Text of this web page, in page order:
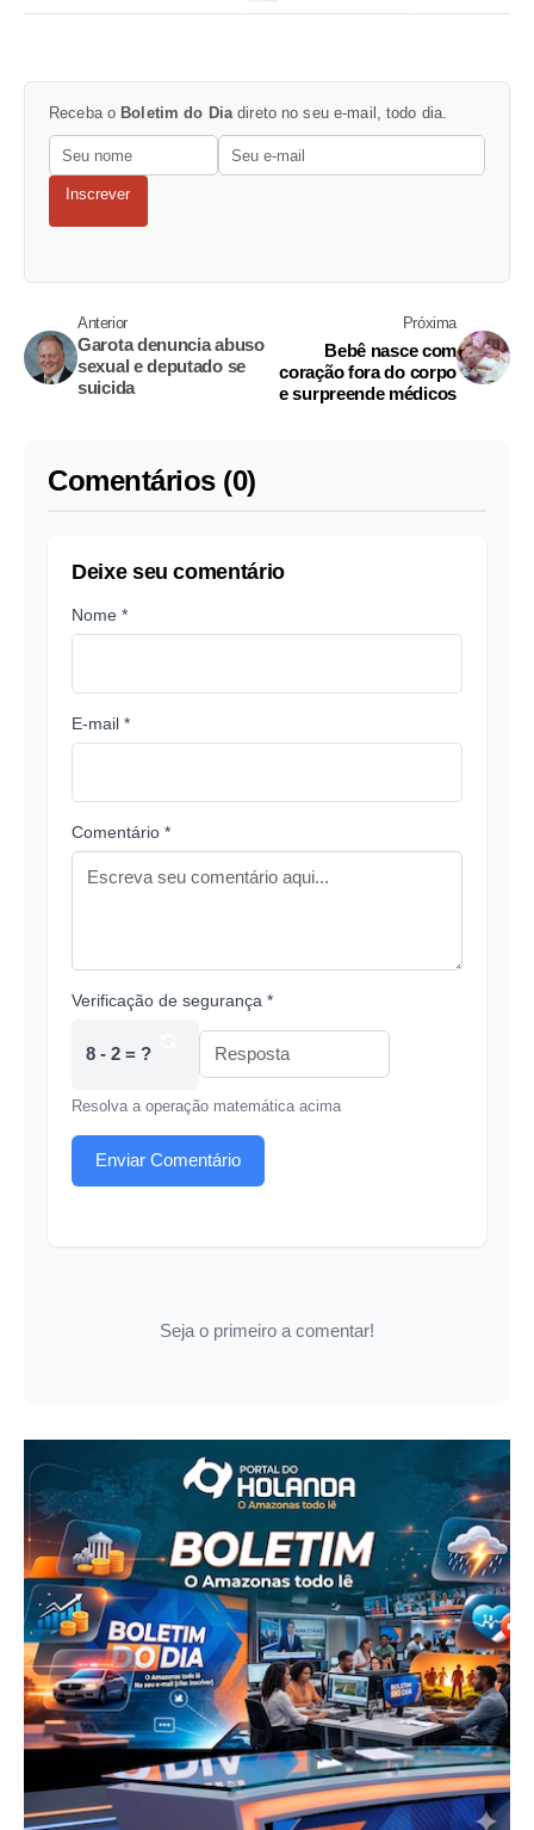
Receba o Boletim do Dia direto no seu e-mail, todo dia.
Inscrever
Anterior
Garota denuncia abuso
sexual e deputado se
suicida
Próxima
Bebê nasce com
coração fora do corpo
e surpreende médicos
Comentários (0)
Deixe seu comentário
Nome *
E-mail *
Comentário *
Verificação de segurança *
8 - 2 = ?
Resolva a operação matemática acima
Enviar Comentário
Seja o primeiro a comentar!